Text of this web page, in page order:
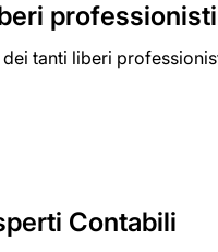
professionisti
tanti liberi
Contabili